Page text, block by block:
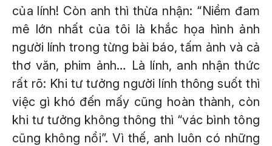
của lính! Còn anh thì thừa nhận: “Niềm đam
mê lớn nhất của tôi là khắc họa hình ảnh
người lính trong từng bài báo, tấm ảnh và cả
thơ văn, phim ảnh… Là lính, anh nhận thức
rất rõ: Khi tư tưởng người lính thông suốt thì
việc gì khó đến mấy cũng hoàn thành, còn
khi tư tưởng không thông thì “vác bình tông
cũng không nổi”. Vì thế, anh luôn có những